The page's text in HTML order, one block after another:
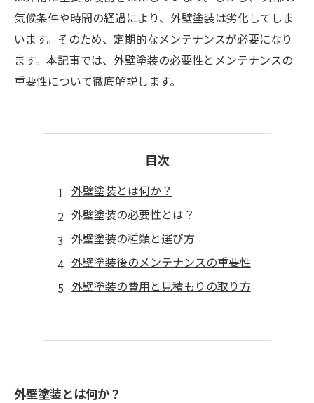
気候条件や時間の経過により、外壁塗装は劣化してしま
います。そのため、定期的なメンテナンスが必要になり
ます。本記事では、外壁塗装の必要性とメンテナンスの
重要性について徹底解説します。
目次
外壁塗装とは何か？
外壁塗装の必要性とは？
外壁塗装の種類と選び方
外壁塗装後のメンテナンスの重要性
外壁塗装の費用と見積もりの取り方
外壁塗装とは何か？